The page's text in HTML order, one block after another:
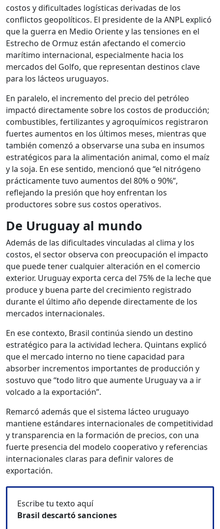
costos y dificultades logísticas derivadas de los
conflictos geopolíticos. El presidente de la ANPL explicó
que la guerra en Medio Oriente y las tensiones en el
Estrecho de Ormuz están afectando el comercio
marítimo internacional, especialmente hacia los
mercados del Golfo, que representan destinos clave
para los lácteos uruguayos.
En paralelo, el incremento del precio del petróleo
impactó directamente sobre los costos de producción;
combustibles, fertilizantes y agroquímicos registraron
fuertes aumentos en los últimos meses, mientras que
también comenzó a observarse una suba en insumos
estratégicos para la alimentación animal, como el maíz
y la soja. En ese sentido, mencionó que “el nitrógeno
prácticamente tuvo aumentos del 80% o 90%”,
reflejando la presión que hoy enfrentan los
productores sobre sus costos operativos.
De Uruguay al mundo
Además de las dificultades vinculadas al clima y los
costos, el sector observa con preocupación el impacto
que puede tener cualquier alteración en el comercio
exterior. Uruguay exporta cerca del 75% de la leche que
produce y buena parte del crecimiento registrado
durante el último año depende directamente de los
mercados internacionales.
En ese contexto, Brasil continúa siendo un destino
estratégico para la actividad lechera. Quintans explicó
que el mercado interno no tiene capacidad para
absorber incrementos importantes de producción y
sostuvo que “todo litro que aumente Uruguay va a ir
volcado a la exportación”.
Remarcó además que el sistema lácteo uruguayo
mantiene estándares internacionales de competitividad
y transparencia en la formación de precios, con una
fuerte presencia del modelo cooperativo y referencias
internacionales claras para definir valores de
exportación.
Escribe tu texto aquí
Brasil descartó sanciones